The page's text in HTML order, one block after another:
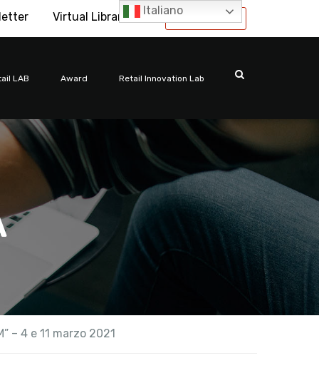
International
Virtual Library
LAB Award Retail Innovation Lab
– 4 e 11 marzo 2021
Italiano